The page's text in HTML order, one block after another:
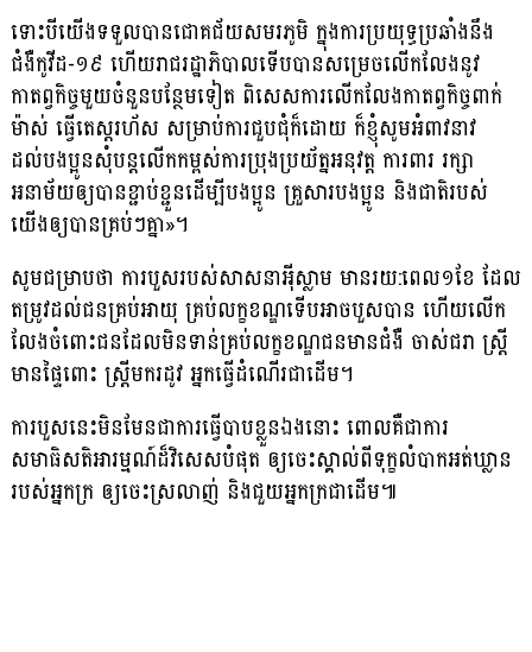
ទោះបីយេីងទទួលបានជោគជ័យសមរភូមិ ក្នុងការប្រយុទ្ធប្រឆាំងនឹង
ជំងឺកូវីដ-១៩ ហេីយរាជរដ្ឋាភិបាលទើបបានសម្រេចលើកលែងនូវ
កាតព្វកិច្ចមួយចំនួនបន្ថែមទៀត ពិសេសការលើកលែងកាតព្វកិច្ចពាក់
ម៉ាស់ ធ្វេីតេស្តរហ័ស សម្រាប់ការជួបជុំក៏ដោយ ក៏ខ្ញុំសូមអំពាវនាវ
ដល់បងប្អូនសុំបន្តលើកកម្ពស់ការប្រុងប្រយ័ត្នអនុវត្ត ការពារ រក្សា
អនាម័យឲ្យបានខ្ជាប់ខ្ជួនដើម្បីបងប្អូន គ្រួសារបងប្អូន និងជាតិរបស់
យើងឲ្យបានគ្រប់ៗគ្នា»។
សូមជម្រាបថា ការបួសរបស់សាសនាអ៉ីស្លាម មានរយ:ពេល១ខែ ដែល
តម្រូវដល់ជនគ្រប់អាយុ គ្រប់លក្ខខណ្ឌទើបអាចបួសបាន ហើយលើក
លែងចំពោះជនដែលមិនទាន់គ្រប់លក្ខខណ្ឌជនមានជំងឺ ចាស់ជរា ស្ត្រី
មានផ្ទៃពោះ ស្ត្រីមករដូវ អ្នកធ្វើដំណើរជាដើម។
ការបួសនេះមិនមែនជាការធ្វើបាបខ្លួនឯងនោះ ពោលគឺជាការ
សមាធិសតិអារម្មណ៍ដ៏វិសេសបំផុត ឲ្យចេះស្គាល់ពីទុក្ខលំបាកអត់ឃ្លាន
របស់អ្នកក្រ ឲ្យចេះស្រលាញ់ និងជួយអ្នកក្រជាដើម៕